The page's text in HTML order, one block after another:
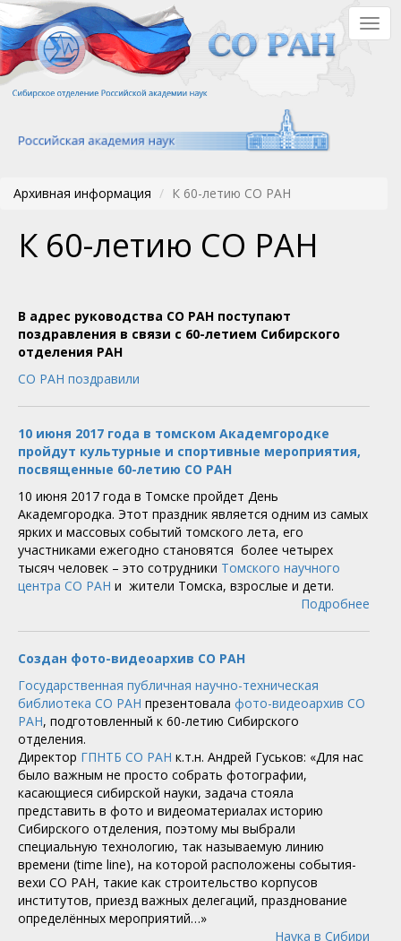
Перейти
к
основному
содержанию
Архивная информация К 60-летию СО РАН
К 60-летию СО РАН
В адрес руководства СО РАН поступают
поздравления в связи с 60-летием Сибирского
отделения РАН
СО РАН поздравили
10 июня 2017 года в томском Академгородке
пройдут культурные и спортивные мероприятия,
посвященные 60-летию СО РАН
10 июня 2017 года в Томске пройдет День
Академгородка. Этот праздник является одним из самых
ярких и массовых событий томского лета, его
участниками ежегодно становятся более четырех
тысяч человек – это сотрудники Томского научного
центра СО РАН и жители Томска, взрослые и дети.
Подробнее
Создан фото-видеоархив СО РАН
Государственная публичная научно-техническая
библиотека СО РАН презентовала фото-видеоархив СО
РАН, подготовленный к 60-летию Сибирского
отделения.
Директор ГПНТБ СО РАН к.т.н. Андрей Гуськов: «Для нас
было важным не просто собрать фотографии,
касающиеся сибирской науки, задача стояла
представить в фото и видеоматериалах историю
Сибирского отделения, поэтому мы выбрали
специальную технологию, так называемую линию
времени (time line), на которой расположены события-
вехи СО РАН, такие как строительство корпусов
институтов, приезд важных делегаций, празднование
определённых мероприятий…»
Наука в Сибири